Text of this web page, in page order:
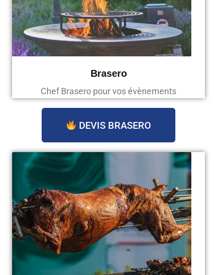
Brasero
Chef Brasero pour vos évènements
DEVIS BRASERO